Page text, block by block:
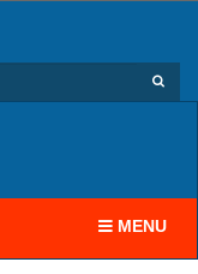
Toggle
MENU